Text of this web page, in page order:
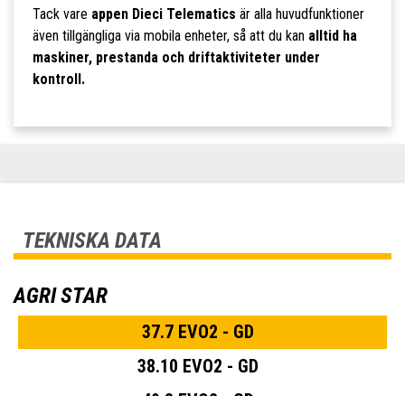
Tack vare appen Dieci Telematics är alla huvudfunktioner
även tillgängliga via mobila enheter, så att du kan alltid ha
maskiner, prestanda och driftaktiviteter under
kontroll.
TEKNISKA DATA
AGRI STAR
37.7 EVO2 - GD
38.10 EVO2 - GD